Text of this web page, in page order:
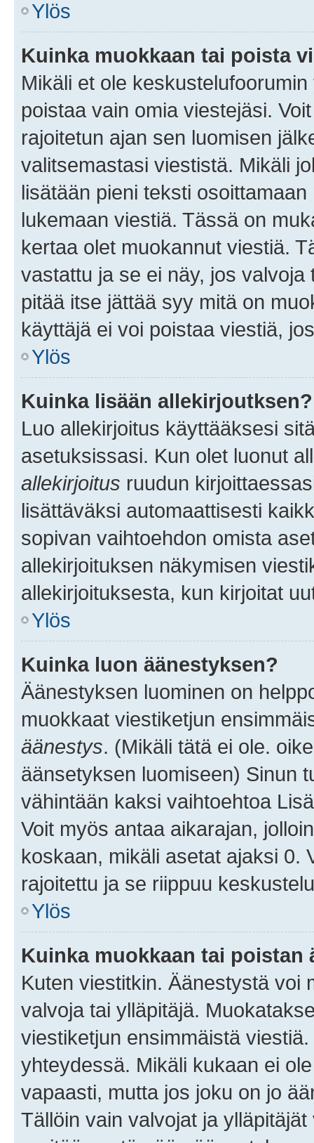
Ylös
Kuinka muokkaan tai poista
Mikäli et ole
poistaa vain omia viestejäsi.
rajoitetun ajan sen luomisen
valitsemastasi viestistä. Mikäli
lisätään pieni teksti
lukemaan viestiä. Tässä on
kertaa olet muokannut viestiä.
vastattu ja se ei näy, jos
pitää itse jättää syy mitä on
käyttäjä ei voi poistaa viestiä,
Ylös
Kuinka lisään allekirjoutksen?
Luo allekirjoitus käyttääksesi
asetuksissasi. Kun olet luonut
allekirjoitus ruudun
lisättäväksi automaattisesti
sopivan vaihtoehdon omista
allekirjoituksen näkymisen
allekirjoituksesta, kun kirjoitat
Ylös
Kuinka luon äänestyksen?
Äänestyksen luominen on
muokkaat viestiketjun
äänestys. (Mikäli tätä ei ole.
äänsetyksen luomiseen) Sinun
vähintään kaksi vaihtoehtoa
Voit myös antaa aikarajan,
koskaan, mikäli asetat ajaksi 0.
rajoitettu ja se riippuu
Ylös
Kuinka muokkaan tai poistan
Kuten viestitkin. Äänestystä voi
valvoja tai ylläpitäjä.
viestiketjun ensimmäistä
yhteydessä. Mikäli kukaan ei
vapaasti, mutta jos joku on jo
Tällöin vain valvojat ja